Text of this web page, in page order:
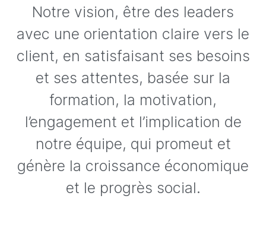
Notre vision, être des leaders
avec une orientation claire vers le
client, en satisfaisant ses besoins
et ses attentes, basée sur la
formation, la motivation,
l’engagement et l’implication de
notre équipe, qui promeut et
génère la croissance économique
et le progrès social.